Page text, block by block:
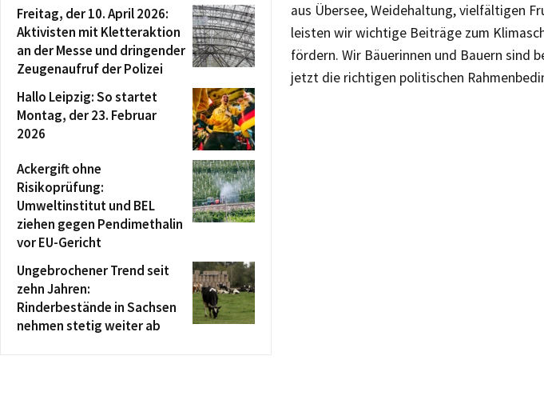
aus Übersee, Weidehaltung, vielfältigen
leisten wir wichtige Beiträge zum
fördern. Wir Bäuerinnen und Bauern sind
jetzt die richtigen politischen
Freitag, der 10. April 2026:
Aktivisten mit Kletteraktion
an der Messe und dringender
Zeugenaufruf der Polizei
Hallo Leipzig: So startet
Montag, der 23. Februar
2026
Ackergift ohne
Risikoprüfung:
Umweltinstitut und BEL
ziehen gegen Pendimethalin
vor EU-Gericht
Ungebrochener Trend seit
zehn Jahren:
Rinderbestände in Sachsen
nehmen stetig weiter ab